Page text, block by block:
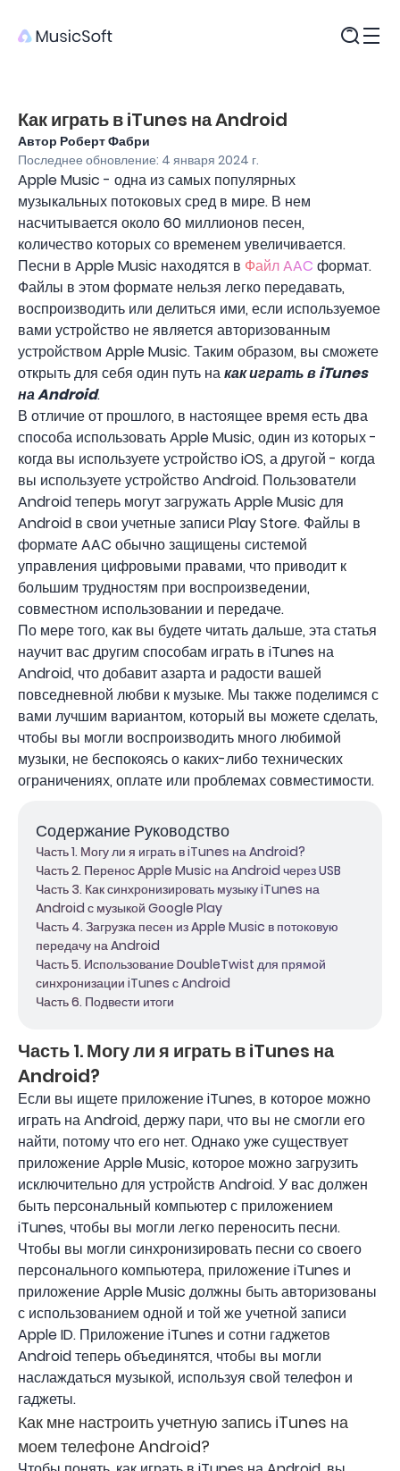
Как играть в iTunes на Android
Автор Роберт Фабри
Последнее обновление: 4 января 2024 г.
Apple Music - одна из самых популярных
музыкальных потоковых сред в мире. В нем
насчитывается около 60 миллионов песен,
количество которых со временем увеличивается.
Песни в Apple Music находятся в Файл AAC формат.
Файлы в этом формате нельзя легко передавать,
воспроизводить или делиться ими, если используемое
вами устройство не является авторизованным
устройством Apple Music. Таким образом, вы сможете
открыть для себя один путь накак играть в iTunes
на Android.
В отличие от прошлого, в настоящее время есть два
способа использовать Apple Music, один из которых -
когда вы используете устройство iOS, а другой - когда
вы используете устройство Android. Пользователи
Android теперь могут загружать Apple Music для
Android в свои учетные записи Play Store. Файлы в
формате AAC обычно защищены системой
управления цифровыми правами, что приводит к
большим трудностям при воспроизведении,
совместном использовании и передаче.
По мере того, как вы будете читать дальше, эта статья
научит вас другим способам играть в iTunes на
Android, что добавит азарта и радости вашей
повседневной любви к музыке. Мы также поделимся с
вами лучшим вариантом, который вы можете сделать,
чтобы вы могли воспроизводить много любимой
музыки, не беспокоясь о каких-либо технических
ограничениях, оплате или проблемах совместимости.
Содержание Руководство
Часть 1. Могу ли я играть в iTunes на Android?
Часть 2. Перенос Apple Music на Android через USB
Часть 3. Как синхронизировать музыку iTunes на
Android с музыкой Google Play
Часть 4. Загрузка песен из Apple Music в потоковую
передачу на Android
Часть 5. Использование DoubleTwist для прямой
синхронизации iTunes с Android
Часть 6. Подвести итоги
Часть 1. Могу ли я играть в iTunes на
Android?
Если вы ищете приложение iTunes, в которое можно
играть на Android, держу пари, что вы не смогли его
найти, потому что его нет. Однако уже существует
приложение Apple Music, которое можно загрузить
исключительно для устройств Android. У вас должен
быть персональный компьютер с приложением
iTunes, чтобы вы могли легко переносить песни.
Чтобы вы могли синхронизировать песни со своего
персонального компьютера, приложение iTunes и
приложение Apple Music должны быть авторизованы
с использованием одной и той же учетной записи
Apple ID. Приложение iTunes и сотни гаджетов
Android теперь объединятся, чтобы вы могли
наслаждаться музыкой, используя свой телефон и
гаджеты.
Как мне настроить учетную запись iTunes на
моем телефоне Android?